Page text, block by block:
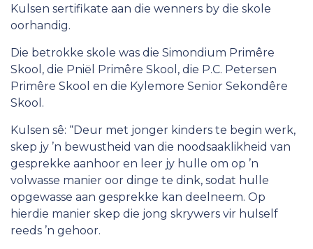
Kulsen sertifikate aan die wenners by die skole
oorhandig.
Die betrokke skole was die Simondium Primêre
Skool, die Pniël Primêre Skool, die P.C. Petersen
Primêre Skool en die Kylemore Senior Sekondêre
Skool.
Kulsen sê: “Deur met jonger kinders te begin werk,
skep jy ’n bewustheid van die noodsaaklikheid van
gesprekke aanhoor en leer jy hulle om op ’n
volwasse manier oor dinge te dink, sodat hulle
opgewasse aan gesprekke kan deelneem. Op
hierdie manier skep die jong skrywers vir hulself
reeds ’n gehoor.